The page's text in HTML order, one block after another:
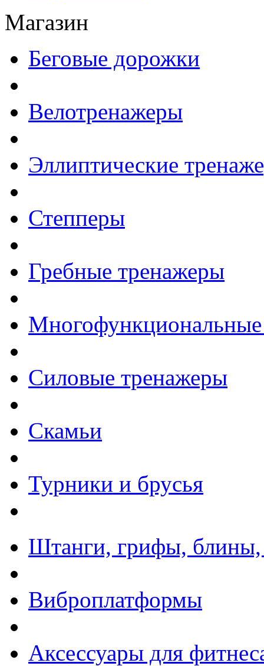
Магазин
Беговые дорожки
Велотренажеры
Эллиптические
Степперы
Гребные тренажеры
Силовые тренажеры
Скамьи
Турники и брусья
Штанги, грифы, блины,
Виброплатформы
Аксессуары для